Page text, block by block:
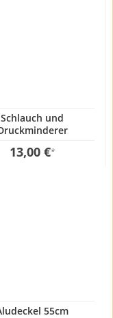
Schlauch und
13,00 €*
55cm